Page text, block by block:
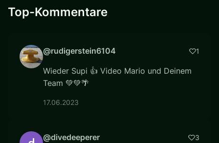
Top-Kommentare
@rudigerstein6104 1
Wieder Supi 👍 Video Mario und Deinem
Team 💚💚🌴
17.06.2023
@divedeeperer 3